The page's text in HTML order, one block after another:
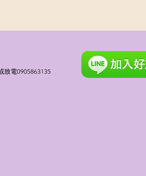
致電0905863135